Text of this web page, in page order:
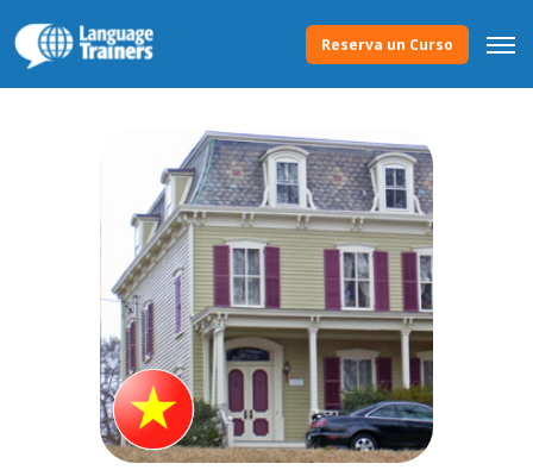
Reserva un Curso